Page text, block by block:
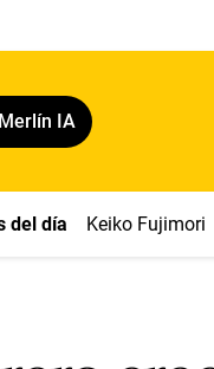
IA
del día Keiko Fujimori